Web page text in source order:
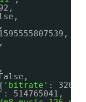
'bitrate' : 320,
: 514765041,